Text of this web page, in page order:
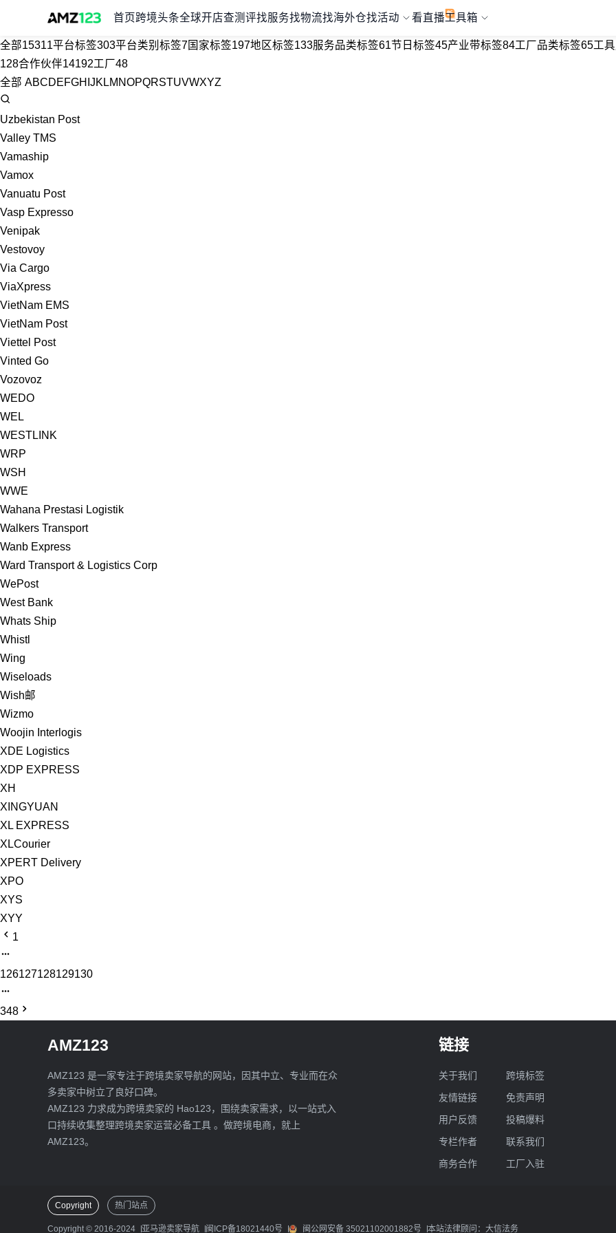
首页 跨境头条全球开店查测评找服务找物流找海外仓找活动 看直播工具箱
全部15311平台标签303平台类别标签7国家标签197地区标签133服务品类标签61节日标签45产业带标签84工厂品类标签65工
128合作伙伴14192工厂48
全部 ABCDEFGH JK LM NOPQRSTUVWXYZ
Uzbekistan Post
Valley TMS
Vamaship
Vamox
Vanuatu Post
Vasp Expresso
Venipak
Vestovoy
Via Cargo
ViaXpress
VietNam EMS
VietNam Post
Viettel Post
Vinted Go
Vozovoz
WEDO
WEL
WESTLINK
WRP
WSH
WWE
Wahana Prestasi Logistik
Walkers Transport
Wanb Express
Ward Transport & Logistics Corp
WePost
West Bank
Whats Ship
Whistl
Wing
Wiseloads
Wish邮
Wizmo
Woojin Interlogis
XDE Logistics
XDP EXPRESS
XH
XINGYUAN
XL EXPRESS
XLCourier
XPERT Delivery
XPO
XYS
XYY
1
126127128129130
348
AMZ123
AMZ123 是一家专注于跨境卖家导航的网站，因其中立、专业而在众
多卖家中树立了良好口碑。
AMZ123 力求成为跨境卖家的 Hao123，围绕卖家需求，以一站式入
口持续收集整理跨境卖家运营必备工具 。做跨境电商，就上
AMZ123。
链接
关于我们
跨境标签
友情链接
免责声明
用户反馈
投稿爆料
专栏作者
联系我们
商务合作
工厂入驻
Copyright 热门站点
Copyright © 2016-2024 亚马逊卖家导航 闽ICP备18021440号 闽公网安备 35021102001882号 本站法律顾问：大信法务